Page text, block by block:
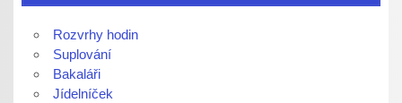
Rozvrhy hodin
Suplování
Bakaláři
Jídelníček